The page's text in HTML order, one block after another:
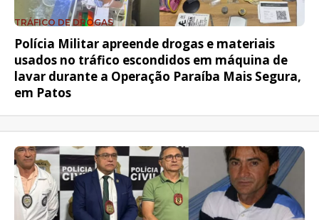
TRÁFICO DE DROGAS
Polícia Militar apreende drogas e materiais
usados no tráfico escondidos em máquina de
lavar durante a Operação Paraíba Mais Segura,
em Patos